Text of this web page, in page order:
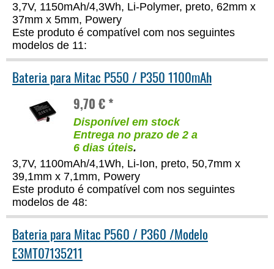
3,7V, 1150mAh/4,3Wh, Li-Polymer, preto, 62mm x
37mm x 5mm, Powery
Este produto é compatível com nos seguintes
modelos de 11:
Bateria para Mitac P550 / P350 1100mAh
9,70 € *
Disponível em stock
Entrega no prazo de 2 a
6 dias úteis.
3,7V, 1100mAh/4,1Wh, Li-Ion, preto, 50,7mm x
39,1mm x 7,1mm, Powery
Este produto é compatível com nos seguintes
modelos de 48:
Bateria para Mitac P560 / P360 /Modelo
E3MT07135211